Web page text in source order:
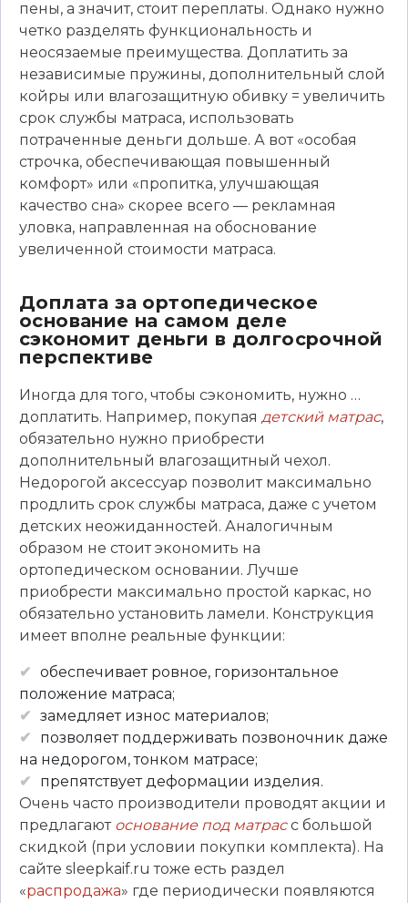
пены, а значит, стоит переплаты. Однако нужно
четко разделять функциональность и
неосязаемые преимущества. Доплатить за
независимые пружины, дополнительный слой
койры или влагозащитную обивку = увеличить
срок службы матраса, использовать
потраченные деньги дольше. А вот «особая
строчка, обеспечивающая повышенный
комфорт» или «пропитка, улучшающая
качество сна» скорее всего — рекламная
уловка, направленная на обоснование
увеличенной стоимости матраса.
Доплата за ортопедическое
основание на самом деле
сэкономит деньги в долгосрочной
перспективе
Иногда для того, чтобы сэкономить, нужно …
доплатить. Например, покупая детский матрас,
обязательно нужно приобрести
дополнительный влагозащитный чехол.
Недорогой аксессуар позволит максимально
продлить срок службы матраса, даже с учетом
детских неожиданностей. Аналогичным
образом не стоит экономить на
ортопедическом основании. Лучше
приобрести максимально простой каркас, но
обязательно установить ламели. Конструкция
имеет вполне реальные функции:
обеспечивает ровное, горизонтальное
положение матраса;
замедляет износ материалов;
позволяет поддерживать позвоночник даже
на недорогом, тонком матрасе;
препятствует деформации изделия.
Очень часто производители проводят акции и
предлагают основание под матрас с большой
скидкой (при условии покупки комплекта). На
сайте sleepkaif.ru тоже есть раздел
«распродажа» где периодически появляются